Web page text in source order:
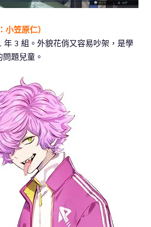
小笠原仁）
年 3 組。外貌花俏又容易吵架，是學
題兒童。